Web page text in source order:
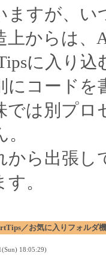
ますが、い
上からは、
に入り
にコードを
では別プ
から出張し
。
／お気に入りフォルダ
18:05:29)